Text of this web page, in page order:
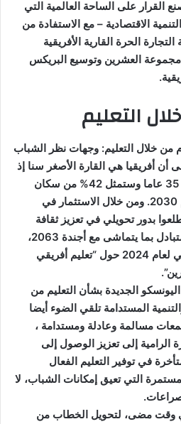
القرار على الساحة العالمية التي
الاقتصادية – مع الاستفادة من
الحرة القارية الأفريقية
مجموعة العشرين وتوسيع البريكس
التعليم
من خلال التعليم: وجهات نظر الشباب
أن أفريقيا هي القارة الأصغر سنا إذ
أن 75% من سكانها دون سن 35 عاما وستمثل 42% من سكان
العالم من الشباب بحلول عام 2030. ومن خلال الاستثمار في
بدور تحويلي في تعزيز ثقافة
السلام والتسامح والتفاهم المتبادل بما يتماشى مع أجندة 2063،
وموضوع العام للاتحاد الأفريقي لعام 2024 حول “تعليم أفريقي
الجديدة بشأن التعليم من
المستدامة تلقي الضوء أيضا
مسالمة وعادلة ومستدامة ،
الرامية إلى تعزيز الوصول إلى
في توفير التعليم الفعال
التي تعيق إمكانات الشباب، لا
أي وقت مضى، لتحويل الخطاب من